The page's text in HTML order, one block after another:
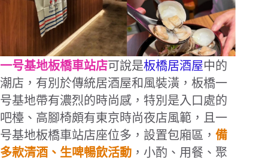
一号基地板橋車站店可說是板橋居酒屋中的
潮店，有別於傳統居酒屋和風裝潢，板橋一
号基地帶有濃烈的時尚感，特別是入口處的
吧檯、高腳椅頗有東京時尚夜店風範，且一
号基地板橋車站店座位多，設置包廂區， 備
多款清酒、生啤暢飲活動 ，小酌、用餐、聚